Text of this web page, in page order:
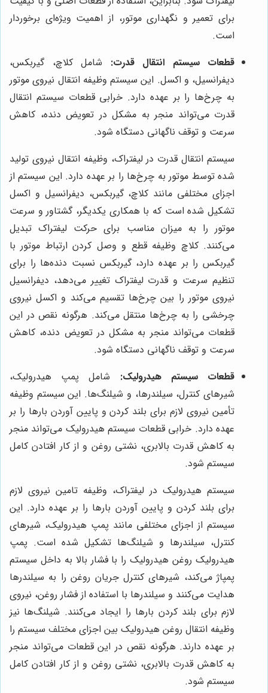
برای تعمیر و نگهداری موتور، از اهمیت ویژه‌ای برخوردار
است.
قطعات سیستم انتقال قدرت: شامل کلاچ، گیربکس،
دیفرانسیل، و اکسل. این سیستم وظیفه انتقال نیروی موتور
به چرخ‌ها را بر عهده دارد. خرابی قطعات سیستم انتقال
قدرت می‌تواند منجر به مشکل در تعویض دنده، کاهش
سرعت و توقف ناگهانی دستگاه شود.
سیستم انتقال قدرت در لیفتراک، وظیفه انتقال نیروی تولید
شده توسط موتور به چرخ‌ها را بر عهده دارد. این سیستم از
اجزای مختلفی مانند کلاچ، گیربکس، دیفرانسیل و اکسل
تشکیل شده است که با همکاری یکدیگر، گشتاور و سرعت
موتور را به میزان مناسب برای حرکت لیفتراک تبدیل
می‌کنند. کلاچ وظیفه قطع و وصل کردن ارتباط موتور با
گیربکس را بر عهده دارد، گیربکس نسبت دنده‌ها را برای
تنظیم سرعت و قدرت لیفتراک تغییر می‌دهد، دیفرانسیل
نیروی موتور را بین چرخ‌ها تقسیم می‌کند و اکسل نیروی
چرخشی را به چرخ‌ها منتقل می‌کند. هرگونه نقص در این
قطعات می‌تواند منجر به مشکل در تعویض دنده، کاهش
سرعت و توقف ناگهانی دستگاه شود.
قطعات سیستم هیدرولیک: شامل پمپ هیدرولیک،
شیرهای کنترل، سیلندرها، و شیلنگ‌ها. این سیستم وظیفه
تأمین نیروی لازم برای بلند کردن و پایین آوردن بارها را بر
عهده دارد. خرابی قطعات سیستم هیدرولیک می‌تواند منجر
به کاهش قدرت بالابری، نشتی روغن و از کار افتادن کامل
سیستم شود.
سیستم هیدرولیک در لیفتراک، وظیفه تامین نیروی لازم
برای بلند کردن و پایین آوردن بارها را بر عهده دارد. این
سیستم از اجزای مختلفی مانند پمپ هیدرولیک، شیرهای
کنترل، سیلندرها و شیلنگ‌ها تشکیل شده است. پمپ
هیدرولیک روغن هیدرولیک را با فشار بالا به داخل سیستم
پمپاژ می‌کند، شیرهای کنترل جریان روغن را به سیلندرها
هدایت می‌کنند و سیلندرها با استفاده از فشار روغن، نیروی
لازم برای بلند کردن بارها را ایجاد می‌کنند. شیلنگ‌ها نیز
وظیفه انتقال روغن هیدرولیک بین اجزای مختلف سیستم را
بر عهده دارند. هرگونه نقص در این قطعات می‌تواند منجر
به کاهش قدرت بالابری، نشتی روغن و از کار افتادن کامل
سیستم شود.